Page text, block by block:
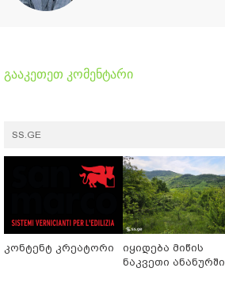
გააკეთეთ კომენტარი
SS.GE
კონტენტ კრეატორი
იყიდება მიწის
ნაკვეთი ანანურში